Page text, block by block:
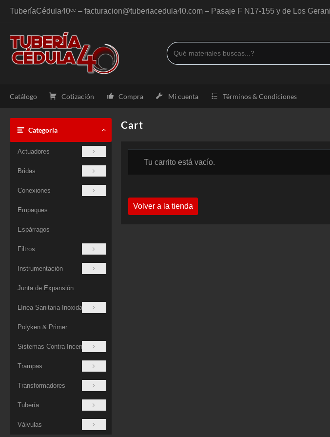
TuberíaCédula40ᵉᶜ – facturacion@tuberiacedula40.com – Pasaje F N17-155 y de Los
Catálogo Cotización Compra Mi cuenta Términos & Condiciones
Categoría
Actuadores
Bridas
Conexiones
Empaques
Espárragos
Filtros
Instrumentación
Junta de Expansión
Línea Sanitaria Inoxidable
Polyken & Primer
Sistemas Contra Incendios
Trampas
Transformadores
Tubería
Válvulas
Cart
Tu carrito está vacío.
Volver a la tienda